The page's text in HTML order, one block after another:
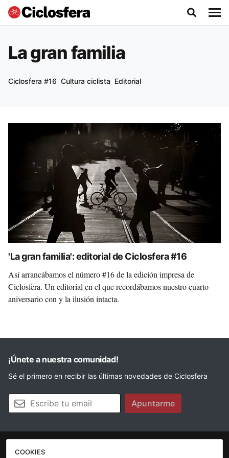
La gran familia
Ciclosfera #16 Cultura ciclista Editorial
'La gran familia': editorial de Ciclosfera #16
Así arrancábamos el número #16 de la edición impresa de
Ciclosfera. Un editorial en el que recordábamos nuestro cuarto
aniversario con y la ilusión intacta.
¡Únete a nuestra comunidad!
Sé el primero en recibir las últimas novedades de Ciclosfera
Tu email Apuntarme
La revista
COOKIES